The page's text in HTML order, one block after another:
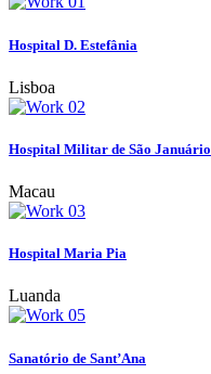
Hospital D. Estefânia
Lisboa
Hospital Militar de São Januário
Macau
Hospital Maria Pia
Luanda
Sanatório de Sant’Ana